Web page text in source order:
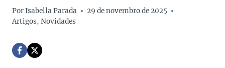
PorIsabella Parada
29 de novembro de 2025
Artigos, Novidades